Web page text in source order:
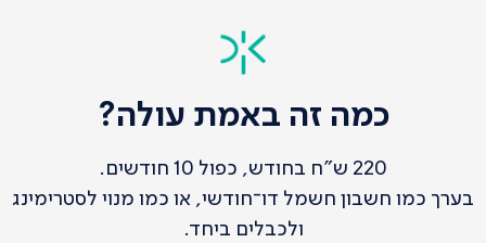
כמה זה באמת עולה?
220 ש"ח בחודש, כפול 10 חודשים.
בערך כמו חשבון חשמל דו־חודשי, או כמו מנוי לסטרימינג
ולכבלים ביחד.